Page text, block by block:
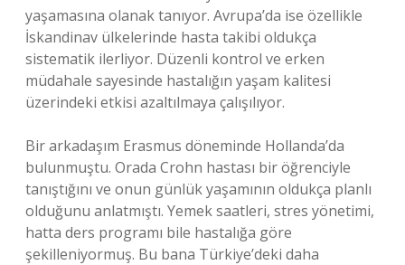
yaşamasına olanak tanıyor. Avrupa’da ise özellikle
İskandinav ülkelerinde hasta takibi oldukça
sistematik ilerliyor. Düzenli kontrol ve erken
müdahale sayesinde hastalığın yaşam kalitesi
üzerindeki etkisi azaltılmaya çalışılıyor.
Bir arkadaşım Erasmus döneminde Hollanda’da
bulunmuştu. Orada Crohn hastası bir öğrenciyle
tanıştığını ve onun günlük yaşamının oldukça planlı
olduğunu anlatmıştı. Yemek saatleri, stres yönetimi,
hatta ders programı bile hastalığa göre
şekilleniyormuş. Bu bana Türkiye’deki daha